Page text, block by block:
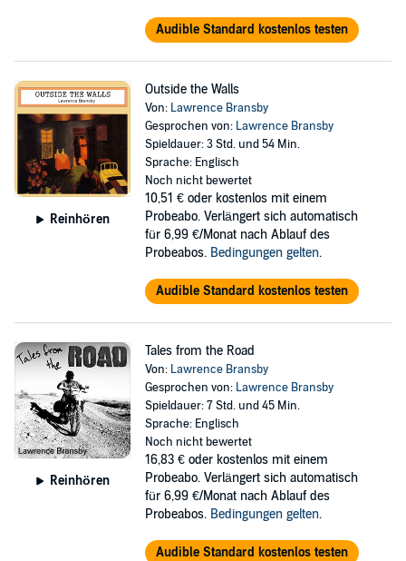
Audible Standard kostenlos testen
Reinhören
Outside the Walls
Von: Lawrence Bransby
Gesprochen von: Lawrence Bransby
Spieldauer: 3 Std. und 54 Min.
Sprache: Englisch
Noch nicht bewertet
10,51 € oder kostenlos mit einem
Probeabo. Verlängert sich automatisch
für 6,99 €/Monat nach Ablauf des
Probeabos. Bedingungen gelten.
Audible Standard kostenlos testen
Reinhören
Tales from the Road
Von: Lawrence Bransby
Gesprochen von: Lawrence Bransby
Spieldauer: 7 Std. und 45 Min.
Sprache: Englisch
Noch nicht bewertet
16,83 € oder kostenlos mit einem
Probeabo. Verlängert sich automatisch
für 6,99 €/Monat nach Ablauf des
Probeabos. Bedingungen gelten.
Audible Standard kostenlos testen